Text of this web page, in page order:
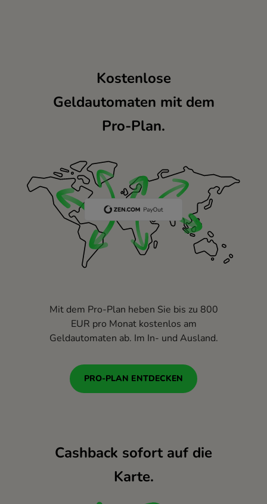
Kostenlose
Geldautomaten mit dem
Pro-Plan.
Mit dem Pro-Plan heben Sie bis zu 800
EUR pro Monat kostenlos am
Geldautomaten ab. Im In- und Ausland.
PRO-PLAN ENTDECKEN
Cashback sofort auf die
Karte.